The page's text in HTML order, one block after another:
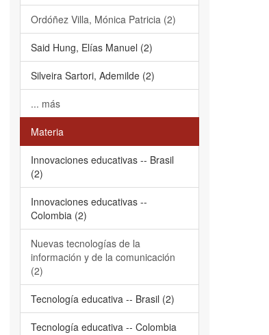
Ordóñez Villa, Mónica Patricia (2)
Said Hung, Elías Manuel (2)
Silveira Sartori, Ademilde (2)
... más
Materia
Innovaciones educativas -- Brasil
(2)
Innovaciones educativas --
Colombia (2)
Nuevas tecnologías de la
información y de la comunicación
(2)
Tecnología educativa -- Brasil (2)
Tecnología educativa -- Colombia